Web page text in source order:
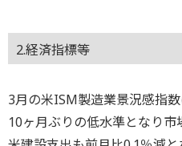
2.経済指標等
3月の米ISM製造業景況感指
10ヶ月ぶりの低水準となり